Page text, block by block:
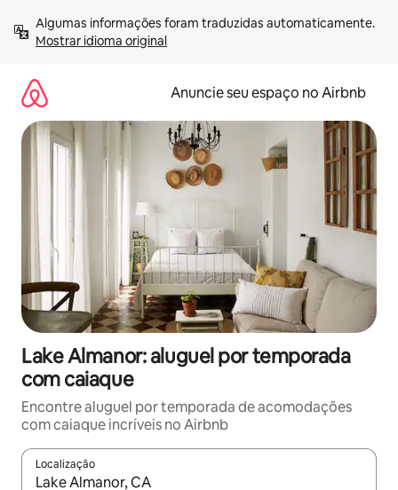
para
Mostrar idioma original
Anuncie seu espaço no Airbnb
Lake Almanor: aluguel por temporada
com caiaque
Encontre aluguel por temporada de acomodações
com caiaque incríveis no Airbnb
Localização
Quando os resultados estiverem disponíveis, explore-os